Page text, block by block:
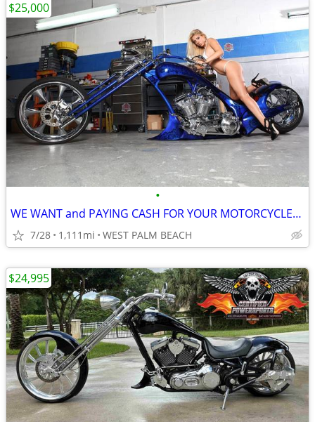
•
WE WANT and PAYING CASH FOR YOUR MOTORCYCLES HARLEYS CHOPPERS
7/28 1,111mi WEST PALM BEACH
$25,000
$24,995